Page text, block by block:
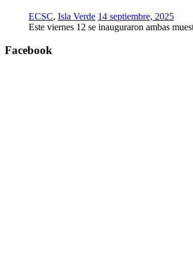
ECSC, Isla Verde 14 septiembre, 2025
Este viernes 12 se inauguraron ambas
Facebook